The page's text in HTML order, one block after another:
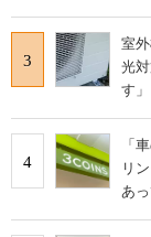
3
室
光
す」
4
「
リ
あ